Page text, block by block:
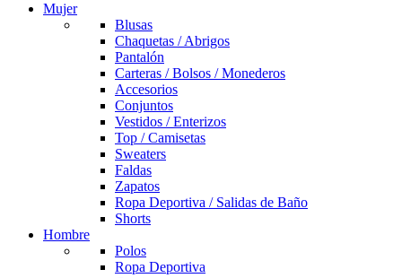
Mujer
Blusas
Chaquetas / Abrigos
Pantalón
Carteras / Bolsos / Monederos
Accesorios
Conjuntos
Vestidos / Enterizos
Top / Camisetas
Sweaters
Faldas
Zapatos
Ropa Deportiva / Salidas de Baño
Shorts
Hombre
Polos
Ropa Deportiva